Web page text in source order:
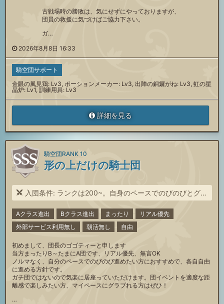
古戦場時の勝敗は、気にせずにやっておりますが、
団員の救援に気づけばご協力下さい。
ガ…
2026年8月8日 16:33
騎空団サポート
金眼の風見鶏: Lv3, ポーションメーカー: Lv3, 出陣の銅鑼がね: Lv3, 虹の星
晶炉: Lv1, 訓練用具: Lv3
詳細を見る
形の上だけの騎士団
騎空団RANK 10
入団条件: ランクは200~。自身のペースでのびのびとグラブルしたい方
Aクラス進出 Bクラス進出 まったり
リアル優先
外部サービス利用無し
朝活無し 自由
初めまして、団長のゴゴティーと申します
当方まったりB～たまにA団です、リアル優先、無言OK
ノルマなく、自分のペースでのびのび進めたい方におすすめで、各自自由
に進める方針です。
ガチ団ではないので気楽に居座っていただけます。団イベントを適度な距
離感で楽しみたい方、マイペースにグラブれる方はぜひ！
…